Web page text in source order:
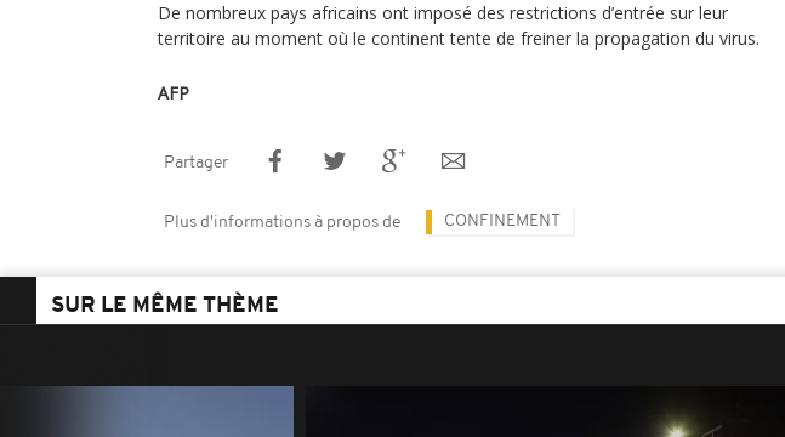
De nombreux pays africains ont imposé des restrictions d’entrée sur leur
territoire au moment où le continent tente de freiner la propagation du virus.
AFP
Partager
Plus d'informations à propos de CONFINEMENT
SUR LE MÊME THÈME